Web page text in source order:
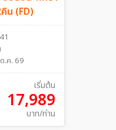
น (FD)
.ค. 69
เริ่มต้น
17,989
บาท/ท่าน